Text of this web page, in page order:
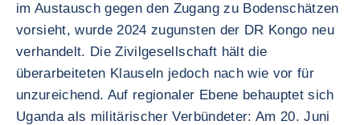
im Austausch gegen den Zugang zu Bodenschätzen
vorsieht, wurde 2024 zugunsten der DR Kongo neu
verhandelt. Die Zivilgesellschaft hält die
überarbeiteten Klauseln jedoch nach wie vor für
unzureichend. Auf regionaler Ebene behauptet sich
Uganda als militärischer Verbündeter: Am 20. Juni